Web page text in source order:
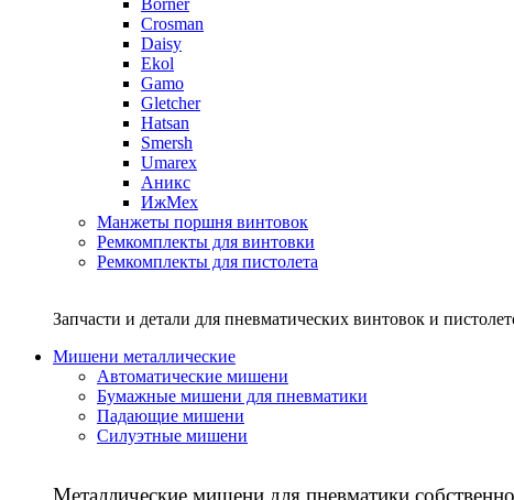
Borner
Crosman
Daisy
Ekol
Gamo
Gletcher
Hatsan
Smersh
Umarex
Аникс
ИжМех
Манжеты поршня винтовок
Ремкомплекты для винтовки
Ремкомплекты для пистолета
Запчасти и детали для пневматических винтовок и
Мишени металлические
Автоматические мишени
Бумажные мишени для пневматики
Падающие мишени
Силуэтные мишени
Металлические мишени для пневматики